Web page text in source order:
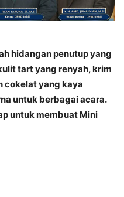
hidangan penutup yang
tart yang renyah, krim
cokelat yang kaya
untuk berbagai acara.
untuk membuat Mini